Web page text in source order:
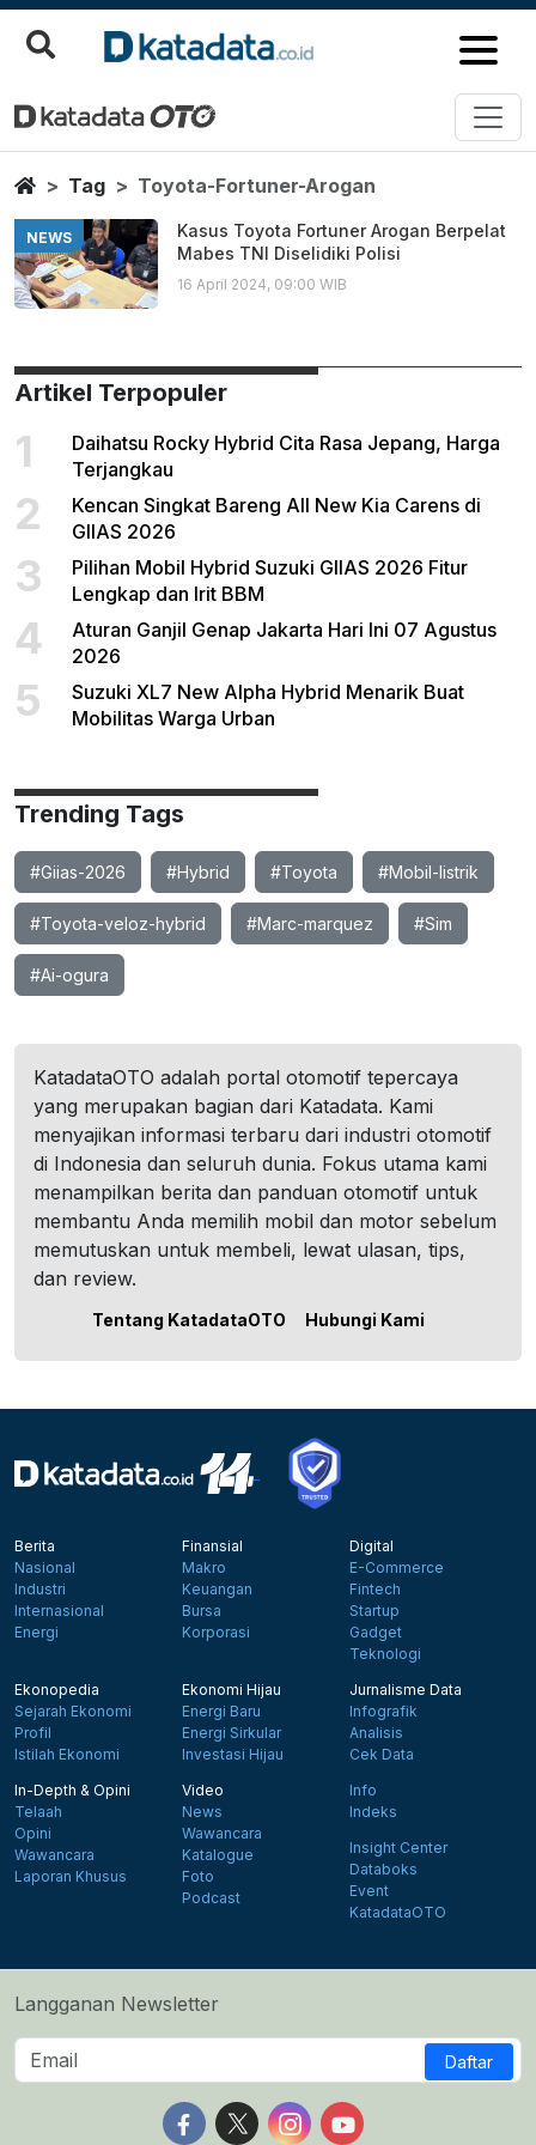
Toyota Fortuner Arogan
Berita Terbaru
HomeTag Toyota-Fortuner-Arogan
NEWS
Kasus Toyota Fortuner Arogan Berpelat
Mabes TNI Diselidiki Polisi
16 April 2024, 09:00 WIB
Artikel Terpopuler
1
Daihatsu Rocky Hybrid Cita Rasa Jepang, Harga
Terjangkau
2
Kencan Singkat Bareng All New Kia Carens di
GIIAS 2026
3
Pilihan Mobil Hybrid Suzuki GIIAS 2026 Fitur
Lengkap dan Irit BBM
4
Aturan Ganjil Genap Jakarta Hari Ini 07 Agustus
2026
5
Suzuki XL7 New Alpha Hybrid Menarik Buat
Mobilitas Warga Urban
Trending Tags
#Giias-2026 #Hybrid #Toyota #Mobil-listrik
#Toyota-veloz-hybrid #Marc-marquez #Sim
#Ai-ogura
KatadataOTO adalah portal otomotif tepercaya
yang merupakan bagian dari Katadata. Kami
menyajikan informasi terbaru dari industri otomotif
di Indonesia dan seluruh dunia. Fokus utama kami
menampilkan berita dan panduan otomotif untuk
membantu Anda memilih mobil dan motor sebelum
memutuskan untuk membeli, lewat ulasan, tips,
dan review.
Tentang KatadataOTO Hubungi Kami
Berita
Nasional
Industri
Internasional
Energi
Finansial
Makro
Keuangan
Bursa
Korporasi
Digital
E-Commerce
Fintech
Startup
Gadget
Teknologi
Ekonopedia
Sejarah Ekonomi
Profil
Istilah Ekonomi
Ekonomi Hijau
Energi Baru
Energi Sirkular
Investasi Hijau
Jurnalisme Data
Infografik
Analisis
Cek Data
In-Depth & Opini
Telaah
Opini
Wawancara
Laporan Khusus
Video
News
Wawancara
Katalogue
Foto
Podcast
Info
Indeks
Insight Center
Databoks
Event
KatadataOTO
Langganan Newsletter
Daftar
Follow us on Facebook
Follow us on X
Follow us on Instagram
Follow us on